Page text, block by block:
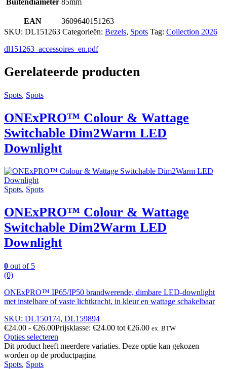
Buitendiameter 85mm
EAN
3609640151263
SKU: DL151263 Categorieën: Bezels, Spots Tag: Collection 2026
dl151263_accessoires_en.pdf
Gerelateerde producten
Spots, Spots
ONExPRO™ Colour & Wattage
Switchable Dim2Warm LED
Downlight
Spots, Spots
ONExPRO™ Colour & Wattage
Switchable Dim2Warm LED
Downlight
0 out of 5
(0)
ONExPRO™ IP65/IP50 brandwerende, dimbare LED-downlight
met instelbare of vaste lichtkracht, in kleur en wattage schakelbaar
SKU: DL150174, DL159894
€24.00 - €26.00Prijsklasse: €24.00 tot €26.00 ex. BTW
Opties selecteren
Dit product heeft meerdere variaties. Deze optie kan gekozen
worden op de productpagina
Spots, Spots